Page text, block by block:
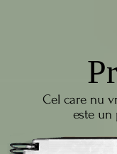
Cel care nu
este un